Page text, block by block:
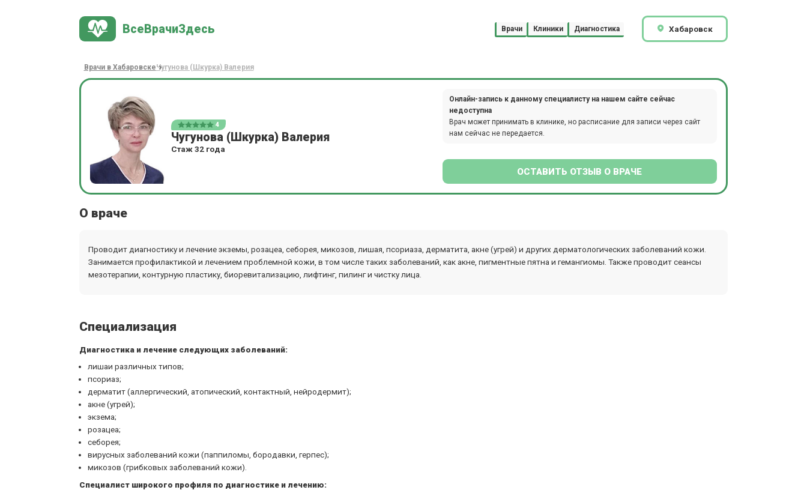
ВсеВрачиЗдесь Врачи Клиники Диагностика Хабаровск
Врачи в ХабаровскеЧугунова (Шкурка) Валерия
4
Чугунова (Шкурка) Валерия
Стаж 32 года
Онлайн-запись к данному специалисту на нашем сайте сейчас
недоступна
Врач может принимать в клинике, но расписание для записи через сайт
нам сейчас не передается.
ОСТАВИТЬ ОТЗЫВ О ВРАЧЕ
О враче
Проводит диагностику и лечение экземы, розацеа, себорея, микозов, лишая, псориаза, дерматита, акне (угрей) и других дерматологических заболеваний кожи.
Занимается профилактикой и лечением проблемной кожи, в том числе таких заболеваний, как акне, пигментные пятна и гемангиомы. Также проводит сеансы
мезотерапии, контурную пластику, биоревитализацию, лифтинг, пилинг и чистку лица.
Специализация
Диагностика и лечение следующих заболеваний:
лишаи различных типов;
псориаз;
дерматит (аллергический, атопический, контактный, нейродермит);
акне (угрей);
экзема;
розацеа;
себорея;
вирусных заболеваний кожи (паппиломы, бородавки, герпес);
микозов (грибковых заболеваний кожи).
Специалист широкого профиля по диагностике и лечению: